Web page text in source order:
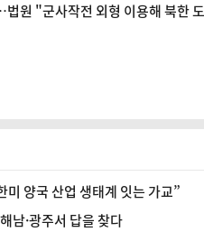
원 "군사작전 외형 이용해 북한
양국 산업 생태계 잇는 가교”
남·광주서 답을 찾다